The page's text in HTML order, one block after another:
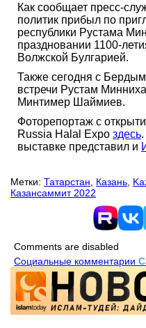
Как сообщает пресс-
политик прибыл по
республики Рустама
праздновании 1100-
Волжской Булгарией.
Также сегодня с
встречи Рустам
Минтимер Шаймиев.
Фоторепортаж с
Russia Halal Expo здесь
выставке представил и
Метки: Татарстан Казань
Казансаммит 2022
Comments are disabled
Социальные комментарии